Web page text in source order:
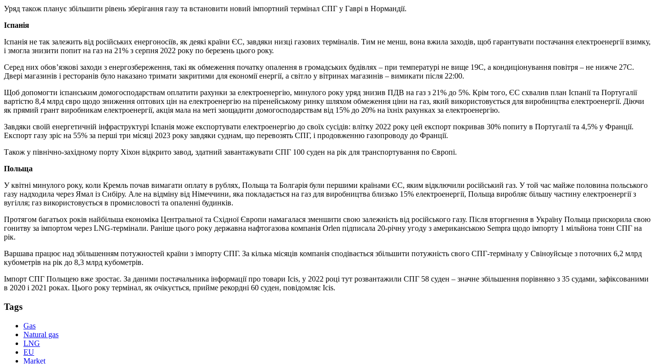
Уряд також планує збільшити рівень зберігання газу та встановити новий імпортний термінал СПГ у Гаврі в Нормандії.
Іспанія
Іспанія не так залежить від російських енергоносіїв, як деякі країни ЄС, завдяки низці газових терміналів. Тим не менш, вона вжила заходів, щоб гарантувати постачання електроенергії взимку,
і змогла знизити попит на газ на 21% з серпня 2022 року по березень цього року.
Серед них обов’язкові заходи з енергозбереження, такі як обмеження початку опалення в громадських будівлях – при температурі не вище 19C, а кондиціонування повітря – не нижче 27C.
Двері магазинів і ресторанів було наказано тримати закритими для економії енергії, а світло у вітринах магазинів – вимикати після 22:00.
Щоб допомогти іспанським домогосподарствам оплатити рахунки за електроенергію, минулого року уряд знизив ПДВ на газ з 21% до 5%. Крім того, ЄС схвалив план Іспанії та Португалії
вартістю 8,4 млрд євро щодо зниження оптових цін на електроенергію на піренейському ринку шляхом обмеження ціни на газ, який використовується для виробництва електроенергії. Діючи
як прямий грант виробникам електроенергії, акція мала на меті заощадити домогосподарствам від 15% до 20% на їхніх рахунках за електроенергію.
Завдяки своїй енергетичній інфраструктурі Іспанія може експортувати електроенергію до своїх сусідів: влітку 2022 року цей експорт покривав 30% попиту в Португалії та 4,5% у Франції.
Експорт газу зріс на 55% за перші три місяці 2023 року завдяки суднам, що перевозять СПГ, і продовженню газопроводу до Франції.
Також у північно-західному порту Хіхон відкрито завод, здатний завантажувати СПГ 100 суден на рік для транспортування по Європі.
Польща
У квітні минулого року, коли Кремль почав вимагати оплату в рублях, Польща та Болгарія були першими країнами ЄС, яким відключили російський газ. У той час майже половина польського
газу надходила через Ямал із Сибіру. Але на відміну від Німеччини, яка покладається на газ для виробництва близько 15% електроенергії, Польща виробляє більшу частину електроенергії з
вугілля; газ використовується в промисловості та опаленні будинків.
Протягом багатьох років найбільша економіка Центральної та Східної Європи намагалася зменшити свою залежність від російського газу. Після вторгнення в Україну Польща прискорила свою
гонитву за імпортом через LNG-термінали. Раніше цього року державна нафтогазова компанія Orlen підписала 20-річну угоду з американською Sempra щодо імпорту 1 мільйона тонн СПГ на
рік.
Варшава працює над збільшенням потужностей країни з імпорту СПГ. За кілька місяців компанія сподівається збільшити потужність свого СПГ-терміналу у Свіноуйсьце з поточних 6,2 млрд
кубометрів на рік до 8,3 млрд кубометрів.
Імпорт СПГ Польщею вже зростає. За даними постачальника інформації про товари Icis, у 2022 році тут розвантажили СПГ 58 суден – значне збільшення порівняно з 35 судами, зафіксованими
в 2020 і 2021 роках. Цього року термінал, як очікується, прийме рекордні 60 суден, повідомляє Icis.
Tags
Gas
Natural gas
LNG
EU
Market